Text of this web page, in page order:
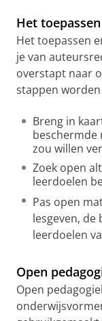
Het
Het toepassen
je van
overstapt naar
stappen
Breng in
beschermde
zou willen
Zoek open
leerdoelen
Pas open
lesgeven,
leerdoelen
Open
Open